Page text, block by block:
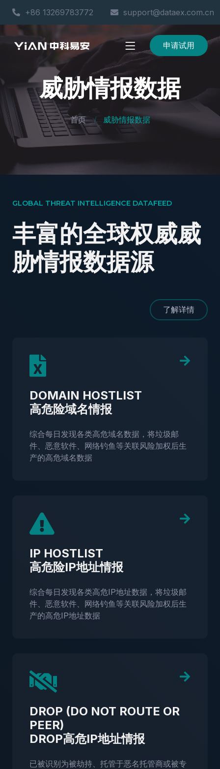
+86 13269783772 support@dataex.com.cn
申请试用
威胁情报数据
首页 威胁情报数据
GLOBAL THREAT INTELLIGENCE DATAFEED
丰富的全球权威威
胁情报数据源
了解详情
DOMAIN HOSTLIST
高危险域名情报
综合每日发现各类高危域名数据，将垃圾邮
件、恶意软件、网络钓鱼等关联风险加权后生
产的高危域名数据
IP HOSTLIST
高危险IP地址情报
综合每日发现各类高危IP地址数据，将垃圾邮
件、恶意软件、网络钓鱼等关联风险加权后生
产的高危IP地址数据
DROP (DO NOT ROUTE OR
PEER)
DROP高危IP地址情报
已被识别为被劫持、托管于恶名托管商或被专